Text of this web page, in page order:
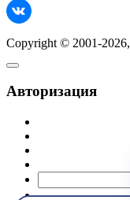
Copyright © 2001-2026,
Авторизация